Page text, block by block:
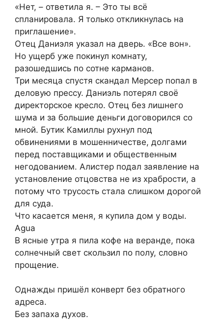
«Нет, – ответила я. – Это ты всё
спланировала. Я только откликнулась на
приглашение».
Отец Даниэля указал на дверь. «Все вон».
Но ущерб уже покинул комнату,
разошедшись по сотне карманов.
Три месяца спустя скандал Мерсер попал в
деловую прессу. Даниэль потерял своё
директорское кресло. Отец без лишнего
шума и за большие деньги договорился со
мной. Бутик Камиллы рухнул под
обвинениями в мошенничестве, долгами
перед поставщиками и общественным
негодованием. Алистер подал заявление на
установление отцовства не из храбрости, а
потому что трусость стала слишком дорогой
для суда.
Что касается меня, я купила дом у воды.
Agua
В ясные утра я пила кофе на веранде, пока
солнечный свет скользил по полу, словно
прощение.
Однажды пришёл конверт без обратного
адреса.
Без запаха духов.